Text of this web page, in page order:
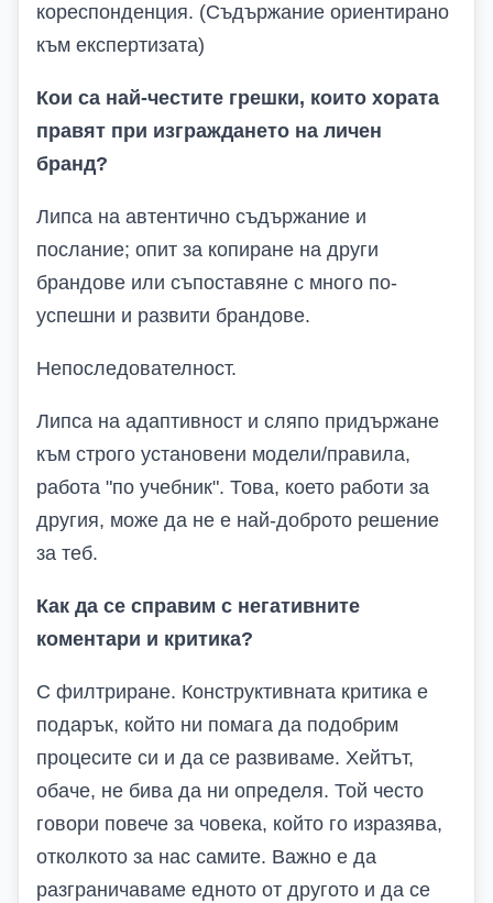
кореспонденция. (Съдържание ориентирано
към експертизата)
Кои са най-честите грешки, които хората
правят при изграждането на личен
бранд?
Липса на автентично съдържание и
послание; опит за копиране на други
брандове или съпоставяне с много по-
успешни и развити брандове.
Непоследователност.
Липса на адаптивност и сляпо придържане
към строго установени модели/правила,
работа "по учебник". Това, което работи за
другия, може да не е най-доброто решение
за теб.
Как да се справим с негативните
коментари и критика?
С филтриране. Конструктивната критика е
подарък, който ни помага да подобрим
процесите си и да се развиваме. Хейтът,
обаче, не бива да ни определя. Той често
говори повече за човека, който го изразява,
отколкото за нас самите. Важно е да
разграничаваме едното от другото и да се